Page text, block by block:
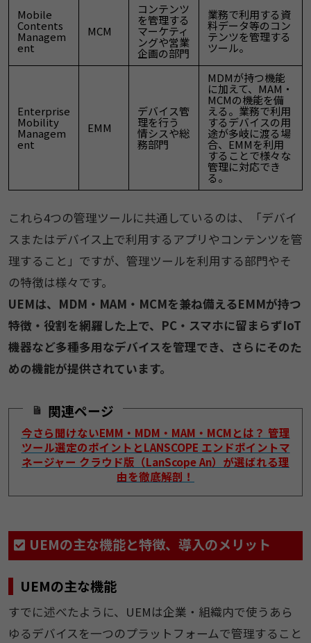
Mobile
Contents
Managem
ent
MCM
コンテンツ
を管理する
マーケティ
ングや営業
企画の部門
業務で利用する資
料データ等のコン
テンツを管理する
ツール。
Enterprise
Mobility
Managem
ent
EMM
デバイス管
理を行う
情シスや総
務部門
MDMが持つ機能
に加えて、MAM・
MCMの機能を備
える。業務で利用
するデバイスの用
途が多岐に渡る場
合、EMMを利用
することで様々な
管理に対応でき
る。
これら4つの管理ツールに共通しているのは、「デバイ
スまたはデバイス上で利用するアプリやコンテンツを管
理すること」ですが、管理ツールを利用する部門やそ
の特徴は様々です。
UEMは、MDM・MAM・MCMを兼ね備えるEMMが持つ
特徴・役割を網羅した上で、PC・スマホに留まらずIoT
機器など多種多用なデバイスを管理でき、さらにそのた
めの機能が提供されています。
関連ページ
今さら聞けないEMM・MDM・MAM・MCMとは？ 管理
ツール選定のポイントとLANSCOPE エンドポイントマ
ネージャー クラウド版（LanScope An）が選ばれる理
由を徹底解剖！
UEMの主な機能と特徴、導入のメリット
UEMの主な機能
すでに述べたように、UEMは企業・組織内で使うあら
ゆるデバイスを一つのプラットフォームで管理すること